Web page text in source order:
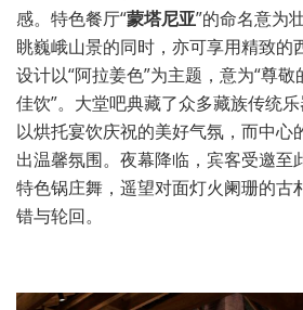
感。特色餐厅“蒙塔尼亚”的命名意为
眺巍峨山景的同时，亦可享用精致的
设计以“阿拉姜色”为主题，意为“尊
佳饮”。大堂吧典藏了众多藏族传统
以烘托宴饮庆祝的美好气氛，而中心
出温馨氛围。夜幕降临，宾客受邀至
特色锅庄舞，遥望对面灯火阑珊的古
错与轮回。